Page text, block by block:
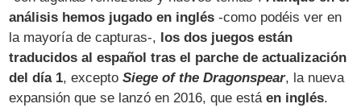
análisis hemos jugado en inglés -como podéis ver en
la mayoría de capturas-, los dos juegos están
traducidos al español tras el parche de actualización
del día 1, exceptoSiege of the Dragonspear, la nueva
expansión que se lanzó en 2016, que estáen inglés.